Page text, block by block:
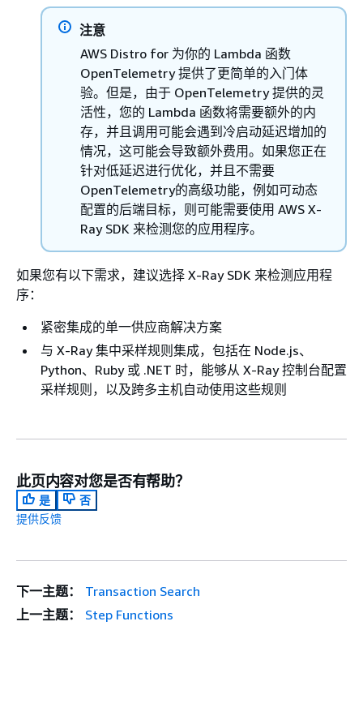
注意
AWS Distro for 为你的 Lambda 函数
OpenTelemetry 提供了更简单的入门体
验。但是，由于 OpenTelemetry 提供的灵
活性，您的 Lambda 函数将需要额外的内
存，并且调用可能会遇到冷启动延迟增加的
情况，这可能会导致额外费用。如果您正在
针对低延迟进行优化，并且不需要
OpenTelemetry的高级功能，例如可动态
配置的后端目标，则可能需要使用 AWS X-
Ray SDK 来检测您的应用程序。
如果您有以下需求，建议选择 X-Ray SDK 来检测应用程
序：
紧密集成的单一供应商解决方案
与 X-Ray 集中采样规则集成，包括在 Node.js、
Python、Ruby 或 .NET 时，能够从 X-Ray 控制台配置
采样规则，以及跨多主机自动使用这些规则
此页内容对您是否有帮助？
是
否
提供反馈
下一主题：
Transaction Search
上一主题：
Step Functions